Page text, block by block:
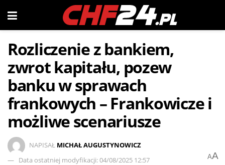
Rozliczenie z bankiem,
zwrot kapitału, pozew
banku w sprawach
frankowych – Frankowicze i
możliwe scenariusze
NAPISAŁ MICHAŁ AUGUSTYNOWICZ
Data ostatniej modyfikacji: 04/08/2025 12:57
AA